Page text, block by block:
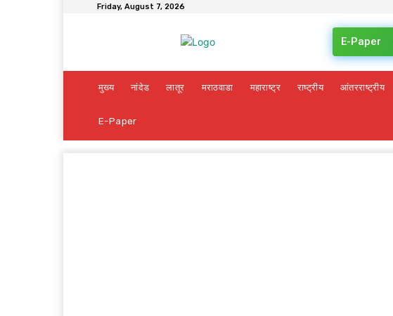
Friday, August 7, 2026
E-Paper
मुख्य नांदेड लातूर मराठवाडा महाराष्ट्र राष्ट्रीय आंतरराष्ट्रीय
E-Paper